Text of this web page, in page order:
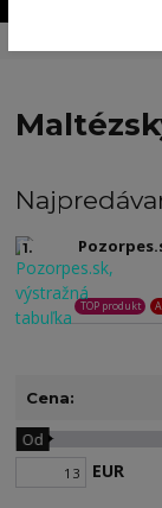
1.
TOP produkt
Cena:
EUR
Od